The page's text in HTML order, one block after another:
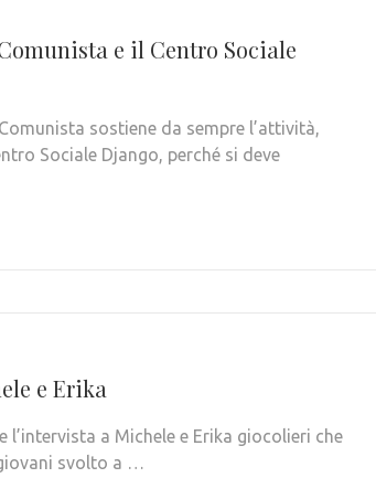
e il Centro Sociale
sostiene da sempre l’attività,
Sociale Django, perché si deve
e Erika
l’intervista a Michele e Erika giocolieri che
svolto a …